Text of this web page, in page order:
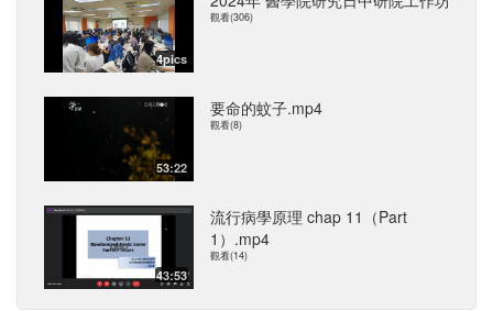
4pics
觀看(306)
53:22
要命的蚊子.mp4
觀看(8)
43:53
流行病學原理 chap 11（Part
1）.mp4
觀看(14)